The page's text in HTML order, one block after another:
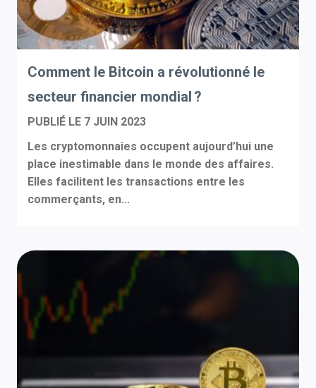
Comment le Bitcoin a révolutionné le
secteur financier mondial ?
PUBLIÉ LE 7 JUIN 2023
Les cryptomonnaies occupent aujourd’hui une
place inestimable dans le monde des affaires.
Elles facilitent les transactions entre les
commerçants, en...